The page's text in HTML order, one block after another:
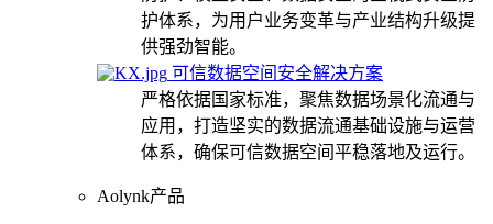
护体系，为用户业务变革与产业结构升级提
供强劲智能。
可信数据空间安全解决方案
严格依据国家标准，聚焦数据场景化流通与
应用，打造坚实的数据流通基础设施与运营
体系，确保可信数据空间平稳落地及运行。
Aolynk产品